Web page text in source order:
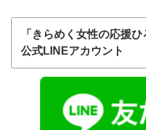
「きらめく女性の応援
公式LINEアカウント